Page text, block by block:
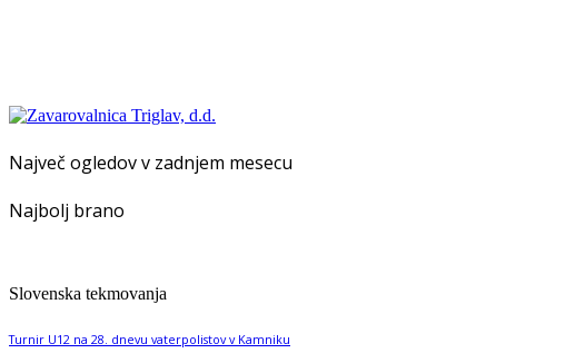
Največ ogledov v zadnjem mesecu
Najbolj brano
Slovenska tekmovanja
Turnir U12 na 28. dnevu vaterpolistov v Kamniku